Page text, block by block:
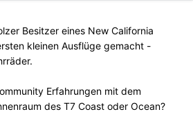
Besitzer eines New California
kleinen Ausflüge gemacht -
Erfahrungen mit dem
des T7 Coast oder Ocean?